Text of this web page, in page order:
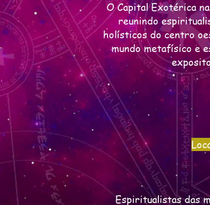
O Capital Exotérica
reunindo
holísticos do centro
mundo metafísico e
Espiritualistas das